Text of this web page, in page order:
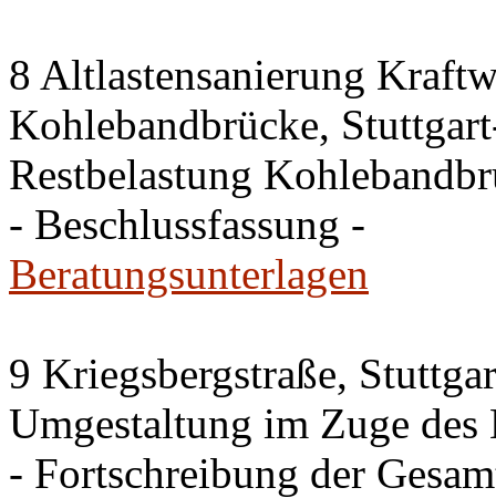
8 Altlastensanierung
Kohlebandbrücke,
Restbelastung
- Beschlussfassung -
Beratungsunterlagen
9 Kriegsbergstraße,
Umgestaltung im Zuge
- Fortschreibung der